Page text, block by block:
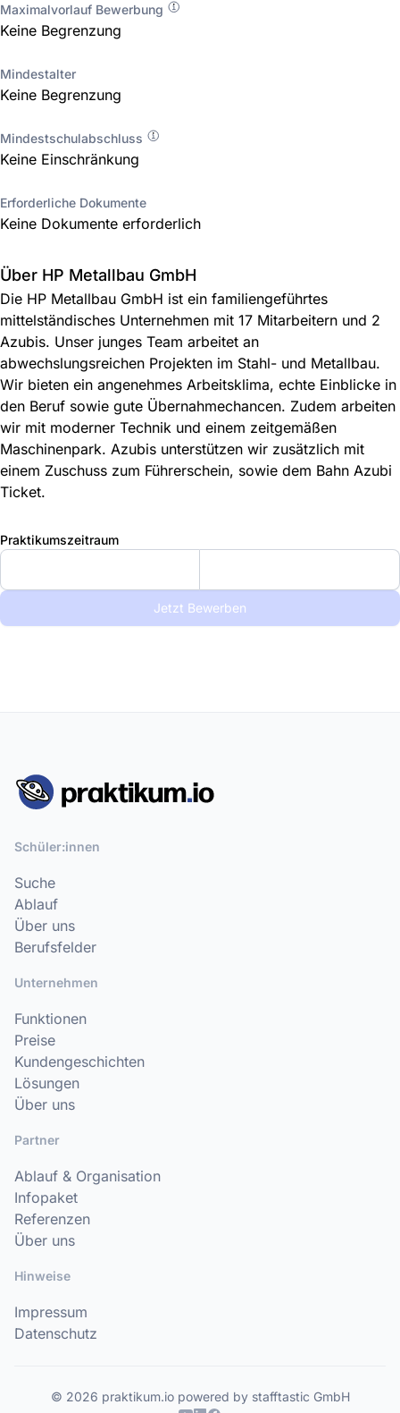
Maximalvorlauf Bewerbung
Keine Begrenzung
Mindestalter
Keine Begrenzung
Mindestschulabschluss
Keine Einschränkung
Erforderliche Dokumente
Keine Dokumente erforderlich
Über HP Metallbau GmbH
Die HP Metallbau GmbH ist ein familiengeführtes
mittelständisches Unternehmen mit 17 Mitarbeitern und 2
Azubis. Unser junges Team arbeitet an
abwechslungsreichen Projekten im Stahl- und Metallbau.
Wir bieten ein angenehmes Arbeitsklima, echte Einblicke in
den Beruf sowie gute Übernahmechancen. Zudem arbeiten
wir mit moderner Technik und einem zeitgemäßen
Maschinenpark. Azubis unterstützen wir zusätzlich mit
einem Zuschuss zum Führerschein, sowie dem Bahn Azubi
Ticket.
Praktikumszeitraum
Jetzt Bewerben
Schüler:innen
Suche
Ablauf
Über uns
Berufsfelder
Unternehmen
Funktionen
Preise
Kundengeschichten
Lösungen
Über uns
Partner
Ablauf & Organisation
Infopaket
Referenzen
Über uns
Hinweise
Impressum
Datenschutz
© 2026 praktikum.io powered by stafftastic GmbH